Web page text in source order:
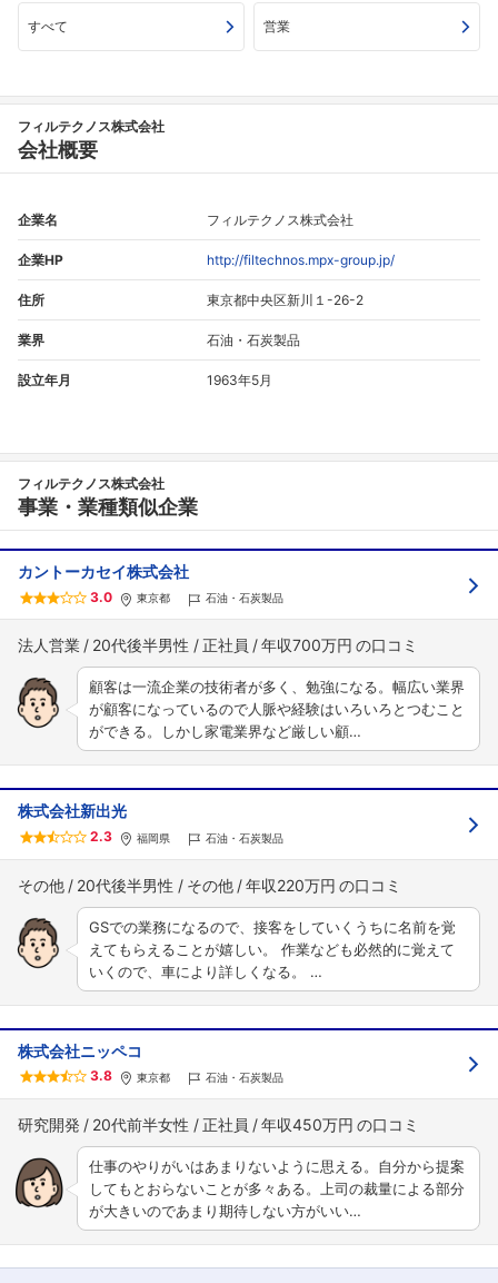
フォローしました
こちらの企業もフォローしませんか？
すべて 営業
フィルテクノス株式会社
会社概要
企業名 フィルテクノス株式会社
企業HP http://filtechnos.mpx-group.jp/
住所 東京都中央区新川１-26-2
業界 石油・石炭製品
設立年月 1963年5月
フィルテクノス株式会社
事業・業種類似企業
カントーカセイ株式会社
3.0 東京都 石油・石炭製品
法人営業 20代後半男性 正社員 年収700万円
顧客は一流企業の技術者が多く、勉強になる。幅広い業界
が顧客になっているので人脈や経験はいろいろとつむこと
ができる。しかし家電業界など厳しい顧…
株式会社新出光
2.3 福岡県 石油・石炭製品
その他 20代後半男性 その他 年収220万円
GSでの業務になるので、接客をしていくうちに名前を覚
えてもらえることが嬉しい。 作業なども必然的に覚えて
いくので、車により詳しくなる。 …
株式会社ニッペコ
3.8 東京都 石油・石炭製品
研究開発 20代前半女性 正社員 年収450万円
仕事のやりがいはあまりないように思える。自分から提案
してもとおらないことが多々ある。上司の裁量による部分
が大きいのであまり期待しない方がいい…